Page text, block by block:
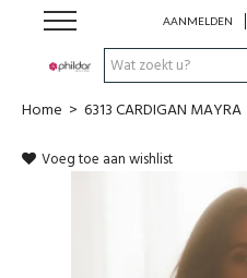
AANMELDEN
Home
WOL
Home > 6313 CARDIGAN MAYRA
Voeg toe aan wishlist